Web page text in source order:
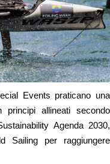
Events praticano una
principi allineati secondo
Agenda 2030,
Sailing per raggiungere